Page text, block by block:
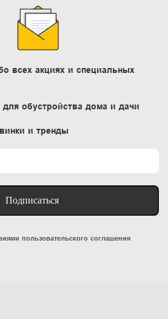
всех акциях и специальных
обустройства дома и дачи
и тренды
Подписаться
пользовательского соглашения